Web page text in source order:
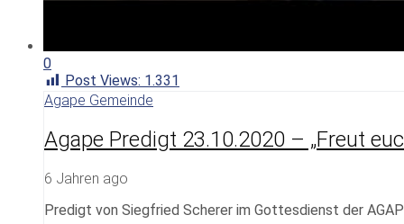
0
Post Views: 1.331
Agape Gemeinde
Agape Predigt 23.10.2020 – „Freut
6 Jahren ago
Predigt von Siegfried Scherer im Gottesdienst der